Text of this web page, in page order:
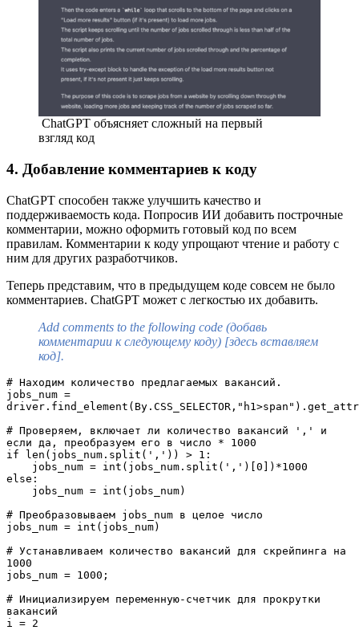
ChatGPT объясняет сложный на первый
взгляд код
4. Добавление комментариев к коду
ChatGPT способен также улучшить качество и
поддерживаемость кода. Попросив ИИ добавить построчные
комментарии, можно оформить готовый код по всем
правилам. Комментарии к коду упрощают чтение и работу с
ним для других разработчиков.
Теперь представим, что в предыдущем коде совсем не было
комментариев. ChatGPT может с легкостью их добавить.
Add comments to the following code (добавь
комментарии к следующему коду) [здесь вставляем
код].
# Находим количество предлагаемых вакансий.
jobs_num =
# Проверяем, включает ли количество вакансий ',' и
если да, преобразуем его в число * 1000
if len(jobs_num.split(',')) > 1:
    jobs_num = int(jobs_num.split(',')[0])*1000
else:
    jobs_num = int(jobs_num)
# Преобразовываем jobs_num в целое число
jobs_num = int(jobs_num)
# Устанавливаем количество вакансий для скрейпинга на
1000
jobs_num = 1000;
# Инициализируем переменную-счетчик для прокрутки
вакансий
i = 2